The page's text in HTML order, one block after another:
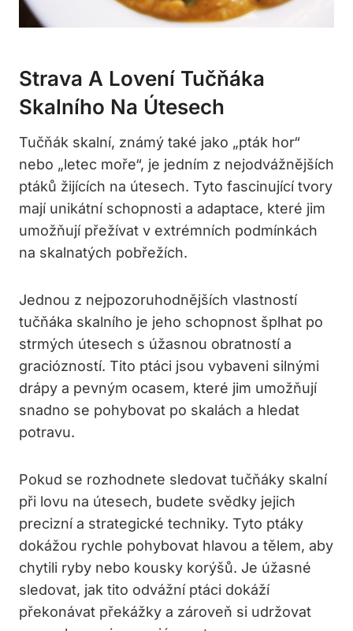
Strava A Lovení Tučňáka
Skalního Na Útesech
Tučňák skalní, známý také jako „pták hor“
nebo „letec moře“, je jedním z nejodvážnějších
ptáků žijících na útesech. Tyto fascinující tvory
mají unikátní schopnosti a adaptace, které jim
umožňují přežívat v extrémních podmínkách
na skalnatých pobřežích.
Jednou z nejpozoruhodnějších vlastností
tučňáka skalního je jeho schopnost šplhat po
strmých útesech s úžasnou obratností a
graciózností. Tito ptáci jsou vybaveni silnými
drápy a pevným ocasem, které jim umožňují
snadno se pohybovat po skalách a hledat
potravu.
Pokud se rozhodnete sledovat tučňáky skalní
při lovu na útesech, budete svědky jejich
precizní a strategické techniky. Tyto ptáky
dokážou rychle pohybovat hlavou a tělem, aby
chytili ryby nebo kousky korýšů. Je úžasné
sledovat, jak tito odvážní ptáci dokáží
překonávat překážky a zároveň si udržovat